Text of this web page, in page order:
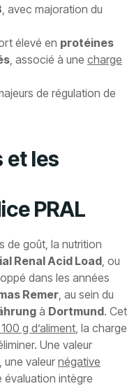
, avec majoration du
élevé en protéines
, associé à une charge
de régulation de
et les
PRAL
de goût, la nutrition
Renal Acid Load , ou
dans les années
Remer , au sein du
à Dortmund. Cet
g d’aliment , la charge
Une valeur
, une valeur négative
évaluation intègre